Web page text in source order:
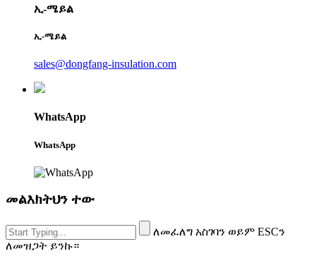
ኢ-ሜይል
ኢ-ሜይል
sales@dongfang-insulation.com
WhatsApp
WhatsApp
መልእክትህን ተው
ለመፈለግ አስገባን ወይም ESCን
ለመዝጋት ይንኩ።